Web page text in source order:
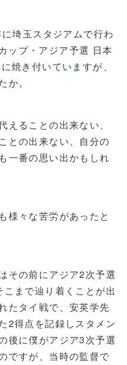
埼玉スタジアムで行わ
ップ・アジア予選 日本
焼き付いていますが、
か。
えることの出来ない、
との出来ない、自分の
一番の思い出かもしれ
様々な苦労があったと
その前にアジア2次予選
まで辿り着くことが出
たタイ戦で、安英学先
2得点を記録しスタメン
後に僕がアジア3次予選
ですが、当時の監督で